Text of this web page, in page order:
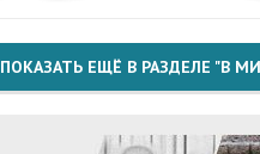
ПОКАЗАТЬ ЕЩЁ В РАЗДЕЛЕ "В